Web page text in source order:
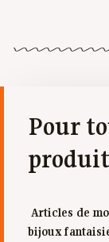
Pour
Articles de
bijoux